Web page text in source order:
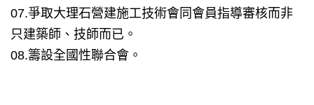
07.爭取大理石營建施工技術會同會員指導審核而非
只建築師、技師而已。
08.籌設全國性聯合會。